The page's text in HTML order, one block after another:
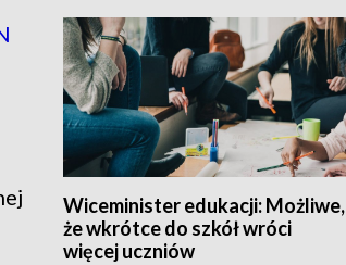
Wiceminister edukacji: Możliwe,
że wkrótce do szkół wróci
więcej uczniów